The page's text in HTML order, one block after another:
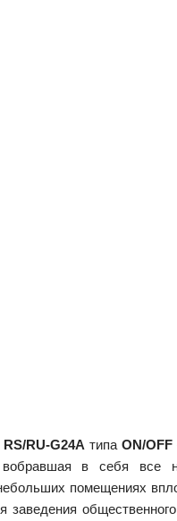
RU-G24A типа ON/OFF
вобравшая в себя все
помещениях